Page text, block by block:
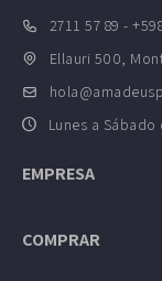
2711 57 89 -
Ellauri 500,
Lunes a
EMPRESA
COMPRAR